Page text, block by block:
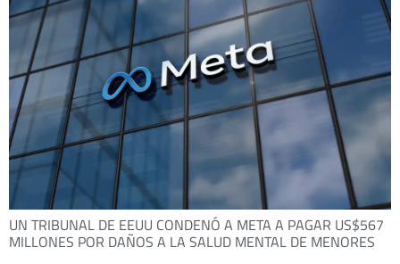
UN TRIBUNAL DE EEUU CONDENÓ A META A PAGAR US$567
MILLONES POR DAÑOS A LA SALUD MENTAL DE MENORES